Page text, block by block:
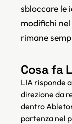
sbloccare le
modifichi
rimane
Cosa fa
LIA risponde
direzione da
dentro
partenza nel